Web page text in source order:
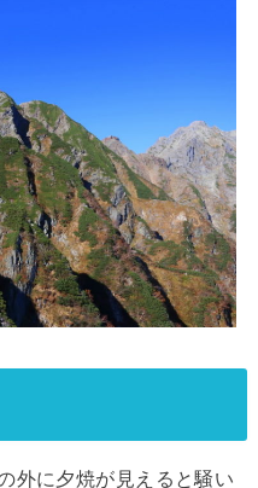
外に夕焼が見えると騒い